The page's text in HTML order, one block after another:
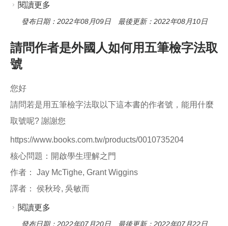
閱讀更多
發布日期：2022年08月09日 最後更新：2022年08月10日
請問作者是外國人如何用五筆檢字法取
號
您好
請問若是用五筆檢字法取以下這本書的作者號，能用什麼
取號呢? 謝謝您
https://www.books.com.tw/products/0010735204
核心問題：開啟學生理解之門
作者： Jay McTighe, Grant Wiggins
譯者： 侯秋玲, 吳敏而
閱讀更多
發布日期：2022年07月20日 最後更新：2022年07月22日